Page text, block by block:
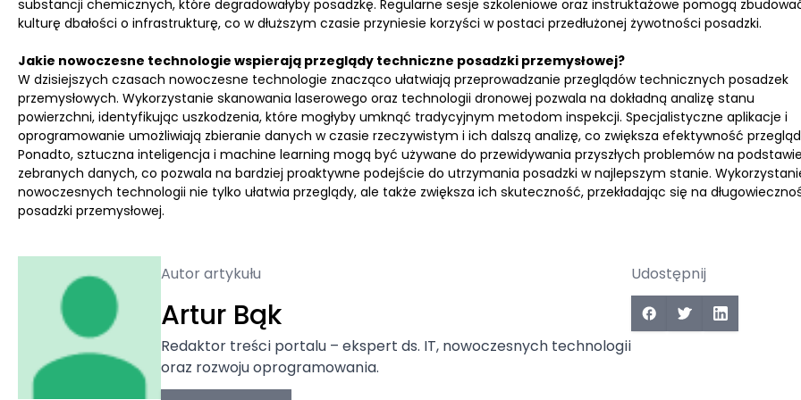
substancji chemicznych, które degradowałyby posadzkę. Regularne sesje szkoleniowe oraz instruktażowe pomogą
kulturę dbałości o infrastrukturę, co w dłuższym czasie przyniesie korzyści w postaci przedłużonej żywotności posadzki.
Jakie nowoczesne technologie wspierają przeglądy techniczne posadzki przemysłowej?
W dzisiejszych czasach nowoczesne technologie znacząco ułatwiają przeprowadzanie przeglądów technicznych posadzek
przemysłowych. Wykorzystanie skanowania laserowego oraz technologii dronowej pozwala na dokładną analizę stanu
powierzchni, identyfikując uszkodzenia, które mogłyby umknąć tradycyjnym metodom inspekcji. Specjalistyczne aplikacje i
oprogramowanie umożliwiają zbieranie danych w czasie rzeczywistym i ich dalszą analizę, co zwiększa efektywność
Ponadto, sztuczna inteligencja i machine learning mogą być używane do przewidywania przyszłych problemów na podstawie
zebranych danych, co pozwala na bardziej proaktywne podejście do utrzymania posadzki w najlepszym stanie.
nowoczesnych technologii nie tylko ułatwia przeglądy, ale także zwiększa ich skuteczność, przekładając się na
posadzki przemysłowej.
Autor artykułu
Artur Bąk
Redaktor treści portalu – ekspert ds. IT, nowoczesnych technologii
oraz rozwoju oprogramowania.
Udostępnij